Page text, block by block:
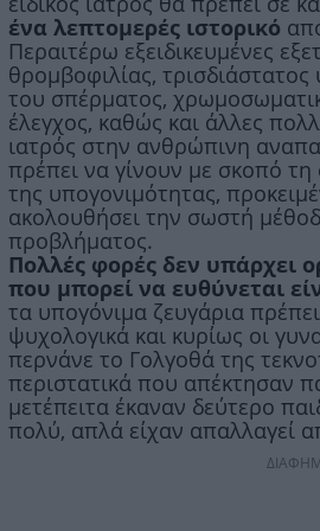
ένα λεπτομερές ιστορικό
Περαιτέρω εξειδικευμένες
θρομβοφιλίας,
του σπέρματος,
έλεγχος, καθώς και άλλες
ιατρός στην ανθρώπινη
πρέπει να γίνουν με σκοπό
της υπογονιμότητας,
ακολουθήσει την σωστή
προβλήματος.
Πολλές φορές δεν υπάρχει
που μπορεί να ευθύνεται
τα υπογόνιμα ζευγάρια
ψυχολογικά και κυρίως οι
περνάνε το Γολγοθά της
περιστατικά που απέκτησαν
μετέπειτα έκαναν δεύτερο
πολύ, απλά είχαν απαλλαγεί